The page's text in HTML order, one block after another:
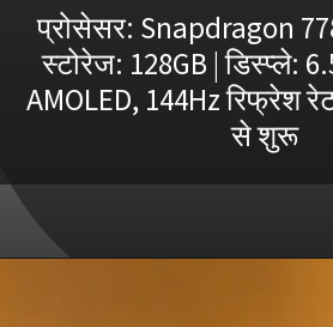
प्रोसेसर: Snapdragon
स्टोरेज: 128GB | डिस्प्ले:
AMOLED, 144Hz रिफ्रेश
से शुरू